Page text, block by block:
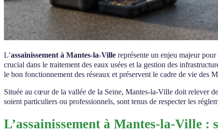
L’assainissement à Mantes-la-Ville représente un enjeu majeur
crucial dans le traitement des eaux usées et la gestion des
le bon fonctionnement des réseaux et préservent le cadre de vie des
Située au cœur de la vallée de la Seine, Mantes-la-Ville doit relever
soient particuliers ou professionnels, sont tenus de respecter les
L’assainissement à Mantes-la-Ville :